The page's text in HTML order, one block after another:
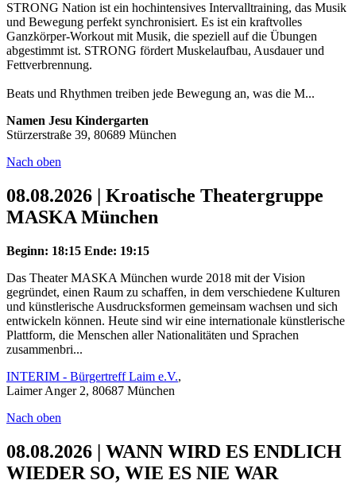
STRONG Nation ist ein hochintensives Intervalltraining, das Musik
und Bewegung perfekt synchronisiert. Es ist ein kraftvolles
Ganzkörper-Workout mit Musik, die speziell auf die Übungen
abgestimmt ist. STRONG fördert Muskelaufbau, Ausdauer und
Fettverbrennung.
Beats und Rhythmen treiben jede Bewegung an, was die M...
Namen Jesu Kindergarten
Stürzerstraße 39, 80689 München
Nach oben
08.08.2026 | Kroatische Theatergruppe
MASKA München
Beginn: 18:15 Ende: 19:15
Das Theater MASKA München wurde 2018 mit der Vision
gegründet, einen Raum zu schaffen, in dem verschiedene Kulturen
und künstlerische Ausdrucksformen gemeinsam wachsen und sich
entwickeln können. Heute sind wir eine internationale künstlerische
Plattform, die Menschen aller Nationalitäten und Sprachen
zusammenbri...
INTERIM - Bürgertreff Laim e.V.,
Laimer Anger 2, 80687 München
Nach oben
08.08.2026 | WANN WIRD ES ENDLICH
WIEDER SO, WIE ES NIE WAR